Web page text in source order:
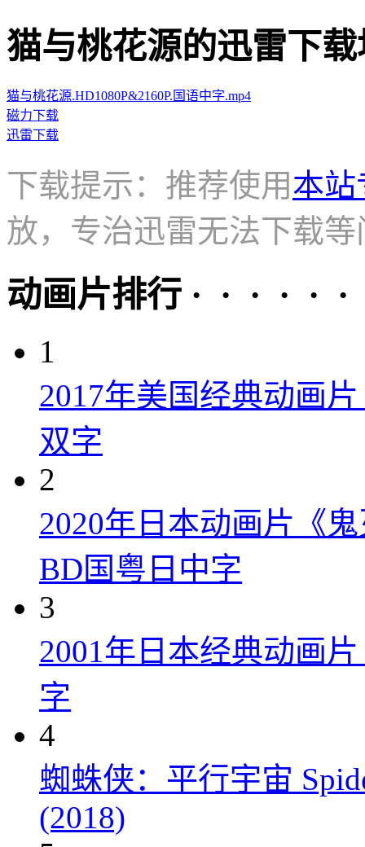
猫与桃花源的迅雷下载
猫与桃花源.HD1080P&2160P.国语中字.mp4
磁力下载
迅雷下载
下载提示：推荐使用本站
放，专治迅雷无法下载等
动画片排行 · · · · · ·
1
2017年美国经典动画
双字
2
2020年日本动画片《
BD国粤日中字
3
2001年日本经典动画
字
4
蜘蛛侠：平行宇宙
(2018)